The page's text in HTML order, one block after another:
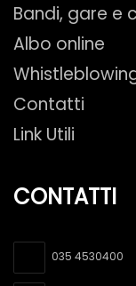
Bandi, gare e
Albo online
Contatti
Link Utili
CONTATTI
035 4530400